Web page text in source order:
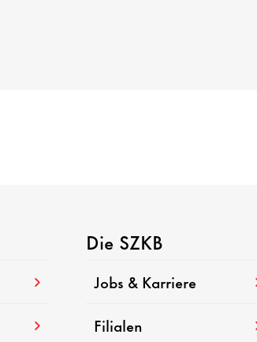
Die SZKB
Jobs & Karriere
Filialen